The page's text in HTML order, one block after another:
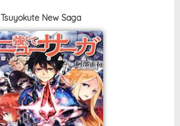
Tsuyokute New Saga